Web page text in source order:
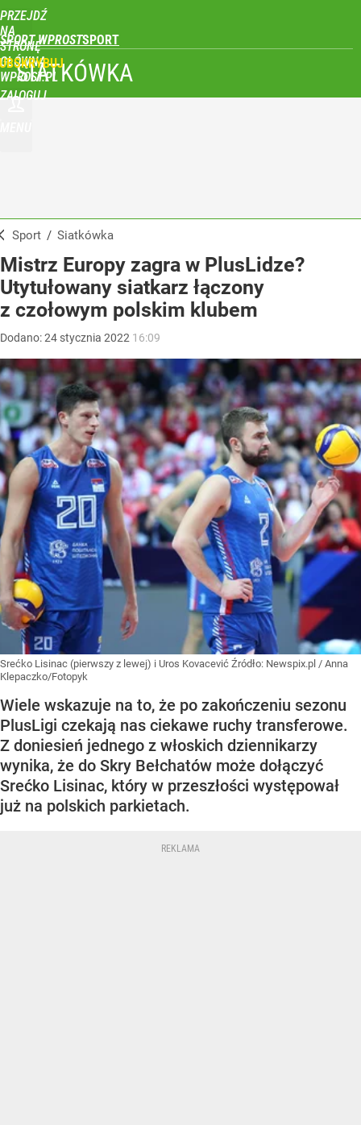
PRZEJDŹ
NA
STRONĘ
GŁÓWNĄ
WPROST.PL
SPORT WPROST
ZALOGUJ
SIATKÓWKA
Sport / Siatkówka
Mistrz Europy zagra w PlusLidze?
Utytułowany siatkarz łączony
z czołowym polskim klubem
Dodano:24 stycznia 2022 16:09
Srećko Lisinac (pierwszy z lewej) i Uros Kovacević Źródło: Newspix.pl / Anna
Klepaczko/Fotopyk
Wiele wskazuje na to, że po zakończeniu sezonu
PlusLigi czekają nas ciekawe ruchy transferowe.
Z doniesień jednego z włoskich dziennikarzy
wynika, że do Skry Bełchatów może dołączyć
Srećko Lisinac, który w przeszłości występował
już na polskich parkietach.